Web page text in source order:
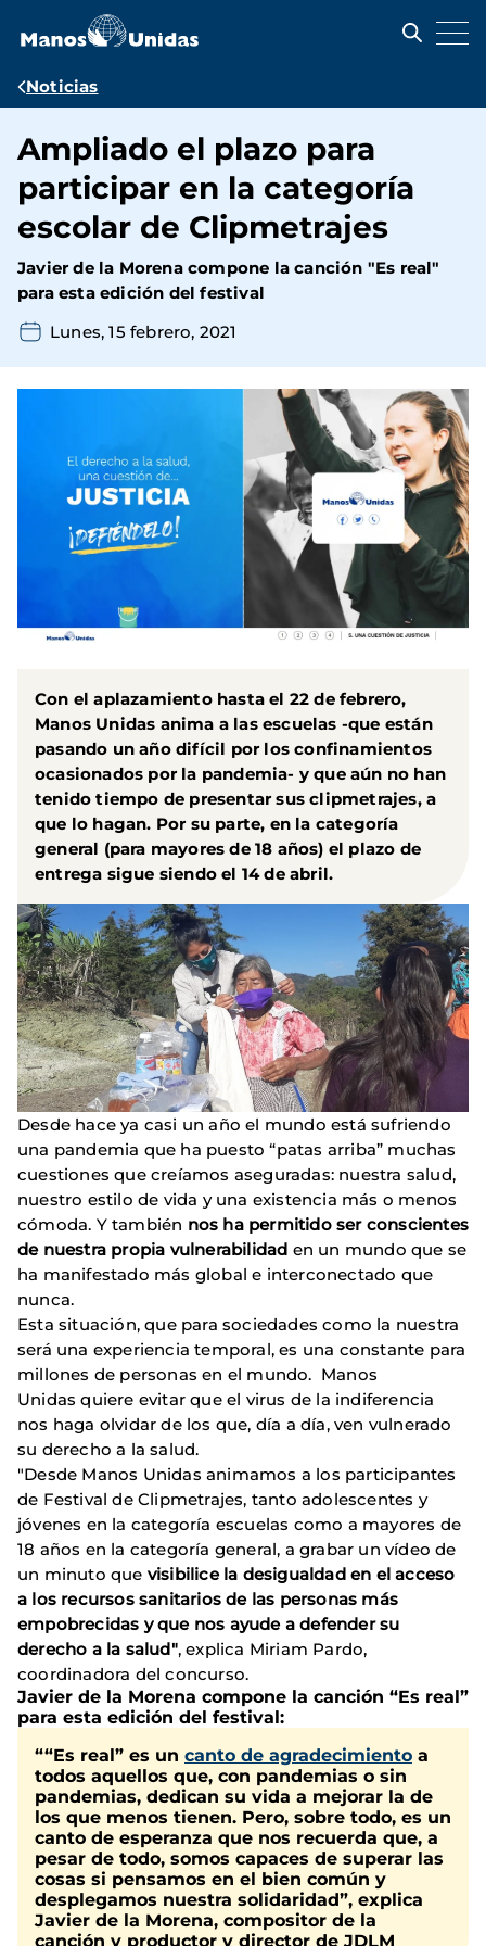
contenido
Ruta
navegación
Noticias
Ampliado el plazo para
participar en la categoría
escolar de Clipmetrajes
Javier de la Morena compone la canción "Es real"
para esta edición del festival
Lunes, 15 febrero, 2021
Con el aplazamiento hasta el 22 de febrero,
Manos Unidas anima a las escuelas -que están
pasando un año difícil por los confinamientos
ocasionados por la pandemia- y que aún no han
tenido tiempo de presentar sus clipmetrajes, a
que lo hagan. Por su parte, en la categoría
general (para mayores de 18 años) el plazo de
entrega sigue siendo el 14 de abril.
Desde hace ya casi un año el mundo está sufriendo
una pandemia que ha puesto “patas arriba” muchas
cuestiones que creíamos aseguradas: nuestra salud,
nuestro estilo de vida y una existencia más o menos
cómoda. Y también nos ha permitido ser conscientes
de nuestra propia vulnerabilidad en un mundo que se
ha manifestado más global e interconectado que
nunca.
Esta situación, que para sociedades como la nuestra
será una experiencia temporal, es una constante para
millones de personas en el mundo. Manos
Unidas quiere evitar que el virus de la indiferencia
nos haga olvidar de los que, día a día, ven vulnerado
su derecho a la salud.
"Desde Manos Unidas animamos a los participantes
de Festival de Clipmetrajes, tanto adolescentes y
jóvenes en la categoría escuelas como a mayores de
18 años en la categoría general, a grabar un vídeo de
un minuto que visibilice la desigualdad en el acceso
a los recursos sanitarios de las personas más
empobrecidas y que nos ayude a defender su
derecho a la salud", explica Miriam Pardo,
coordinadora del concurso.
Javier de la Morena compone la canción “Es real”
para esta edición del festival:
““Es real” es un canto de agradecimiento a
todos aquellos que, con pandemias o sin
pandemias, dedican su vida a mejorar la de
los que menos tienen. Pero, sobre todo, es un
canto de esperanza que nos recuerda que, a
pesar de todo, somos capaces de superar las
cosas si pensamos en el bien común y
desplegamos nuestra solidaridad”, explica
Javier de la Morena, compositor de la
canción y productor y director de JDLM